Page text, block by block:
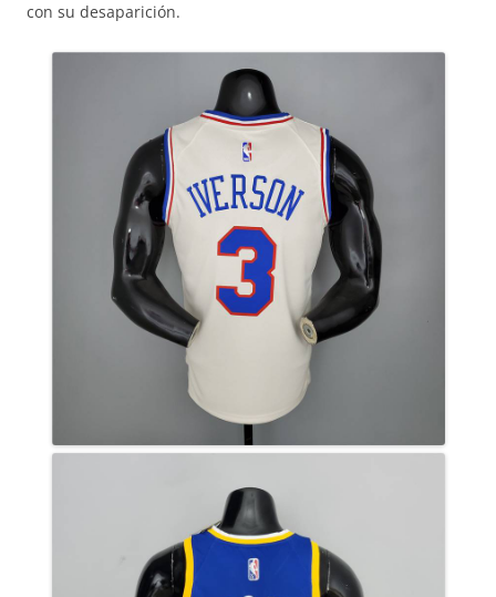
con su desaparición.